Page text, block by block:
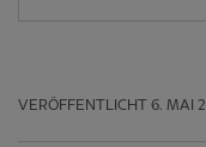
VERÖFFENTLICHT 6. MAI